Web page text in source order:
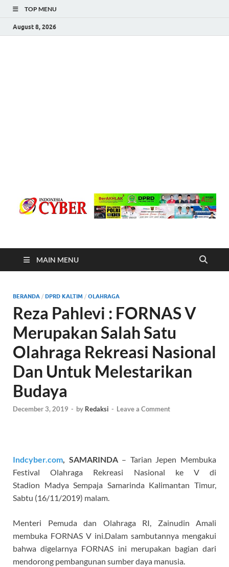
TOP MENU
August 8, 2026
Indonesia Cyber
MAIN MENU
BERANDA / DPRD KALTIM / OLAHRAGA
Reza Pahlevi : FORNAS V
Merupakan Salah Satu
Olahraga Rekreasi Nasional
Dan Untuk Melestarikan
Budaya
December 3, 2019 - by Redaksi - Leave a Comment
Indcyber.com, SAMARINDA– Tarian Jepen Membuka
Festival Olahraga Rekreasi Nasional ke V di
Stadion Madya Sempaja Samarinda Kalimantan Timur,
Sabtu (16/11/2019) malam.
Menteri Pemuda dan Olahraga RI, Zainudin Amali
membuka FORNAS V ini.Dalam sambutannya mengakui
bahwa digelarnya FORNAS ini merupakan bagian dari
mendorong pembangunan sumber daya manusia.